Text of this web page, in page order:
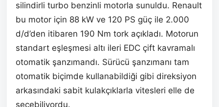
silindirli turbo benzinli motorla sunuldu. Renault
bu motor için 88 kW ve 120 PS güç ile 2.000
d/d’den itibaren 190 Nm tork açıkladı. Motorun
standart eşleşmesi altı ileri EDC çift kavramalı
otomatik şanzımandı. Sürücü şanzımanı tam
otomatik biçimde kullanabildiği gibi direksiyon
arkasındaki sabit kulakçıklarla vitesleri elle de
seçebiliyordu.